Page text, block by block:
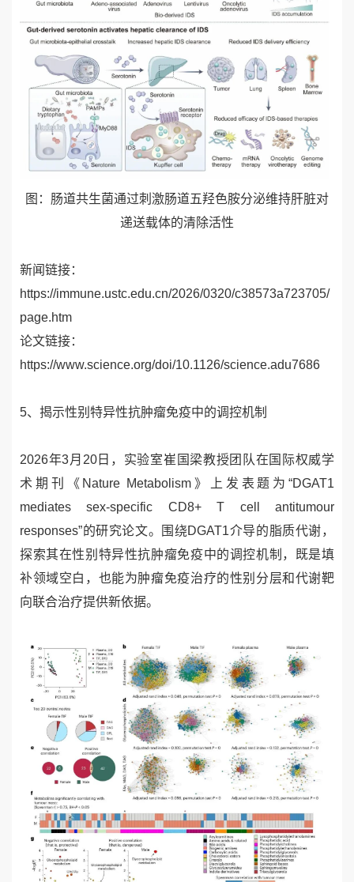
图： 肠道共生菌通过刺激肠道五羟色胺分泌维持肝脏对
递送载体的清除活性
新闻链接：
https://immune.ustc.edu.cn/2026/0320/c38573a723705/
page.htm
论文链接：
https://www.science.org/doi/10.1126/science.adu7686
5、 揭示性别特异性抗肿瘤免疫中的调控机制
2026年3月 20日，实验室崔国梁教授团队在国际权威学
术期刊《 Nature Metabolism 》上发表题为“DGAT1
mediates sex-specific CD8+ T cell antitumour
responses”的研究论文。围绕DGAT1介导的脂质代谢，
探索其在性别特异性抗肿瘤免疫中的调控机制，既是填
补领域空白，也能为肿瘤免疫治疗的性别分层和代谢靶
向联合治疗提供新依据。